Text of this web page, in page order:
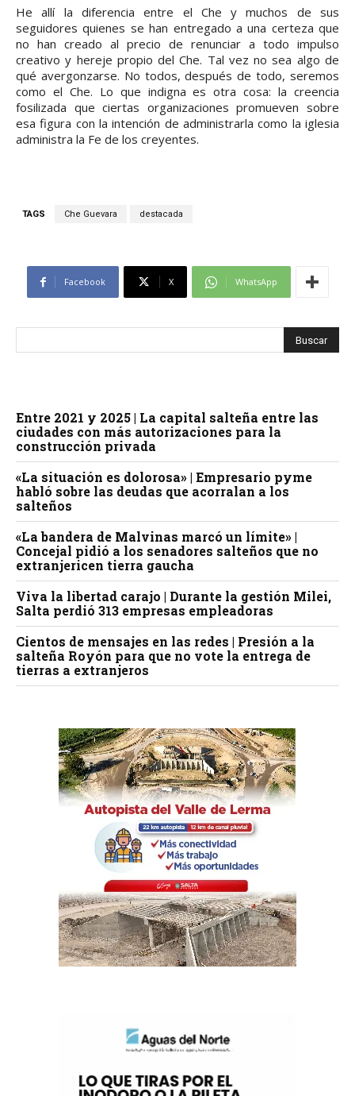
He allí la diferencia entre el Che y muchos de sus
seguidores quienes se han entregado a una certeza que
no han creado al precio de renunciar a todo impulso
creativo y hereje propio del Che. Tal vez no sea algo de
qué avergonzarse. No todos, después de todo, seremos
como el Che. Lo que indigna es otra cosa: la creencia
fosilizada que ciertas organizaciones promueven sobre
esa figura con la intención de administrarla como la iglesia
administra la Fe de los creyentes.
TAGS Che Guevara destacada
Facebook X WhatsApp
Entre 2021 y 2025 | La capital salteña entre las
ciudades con más autorizaciones para la
construcción privada
«La situación es dolorosa» | Empresario pyme
habló sobre las deudas que acorralan a los
salteños
«La bandera de Malvinas marcó un límite» |
Concejal pidió a los senadores salteños que no
extranjericen tierra gaucha
Viva la libertad carajo | Durante la gestión Milei,
Salta perdió 313 empresas empleadoras
Cientos de mensajes en las redes | Presión a la
salteña Royón para que no vote la entrega de
tierras a extranjeros